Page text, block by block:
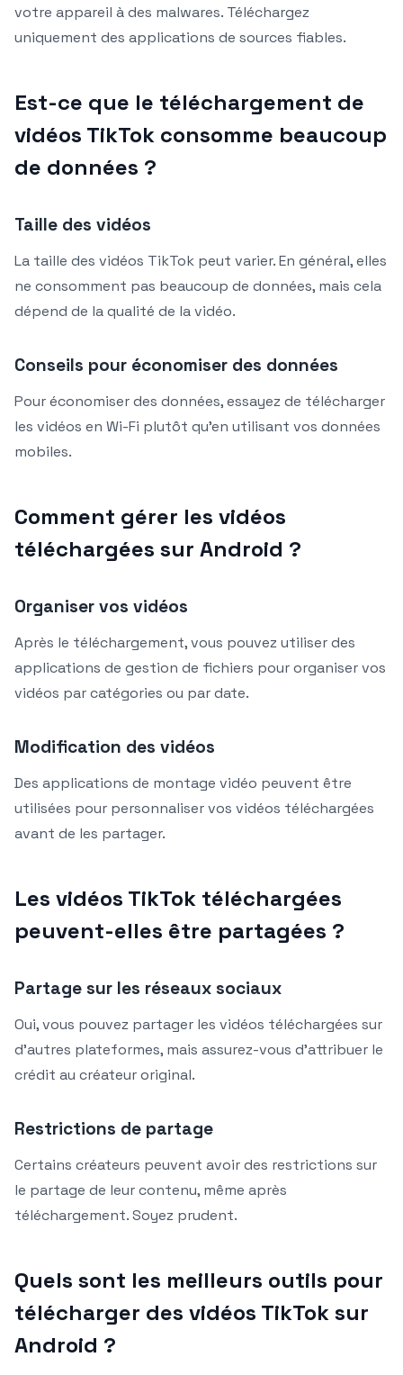
votre appareil à des malwares. Téléchargez
uniquement des applications de sources fiables.
Est-ce que le téléchargement de
vidéos TikTok consomme beaucoup
de données ?
Taille des vidéos
La taille des vidéos TikTok peut varier. En général, elles
ne consomment pas beaucoup de données, mais cela
dépend de la qualité de la vidéo.
Conseils pour économiser des données
Pour économiser des données, essayez de télécharger
les vidéos en Wi-Fi plutôt qu’en utilisant vos données
mobiles.
Comment gérer les vidéos
téléchargées sur Android ?
Organiser vos vidéos
Après le téléchargement, vous pouvez utiliser des
applications de gestion de fichiers pour organiser vos
vidéos par catégories ou par date.
Modification des vidéos
Des applications de montage vidéo peuvent être
utilisées pour personnaliser vos vidéos téléchargées
avant de les partager.
Les vidéos TikTok téléchargées
peuvent-elles être partagées ?
Partage sur les réseaux sociaux
Oui, vous pouvez partager les vidéos téléchargées sur
d’autres plateformes, mais assurez-vous d’attribuer le
crédit au créateur original.
Restrictions de partage
Certains créateurs peuvent avoir des restrictions sur
le partage de leur contenu, même après
téléchargement. Soyez prudent.
Quels sont les meilleurs outils pour
télécharger des vidéos TikTok sur
Android ?